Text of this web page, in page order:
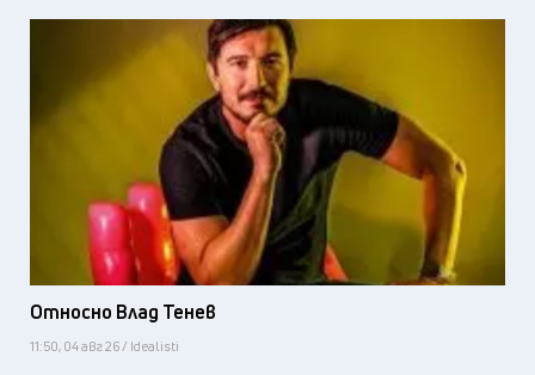
Относно Влад Тенев
11:50, 04 авг 26 / Idealisti